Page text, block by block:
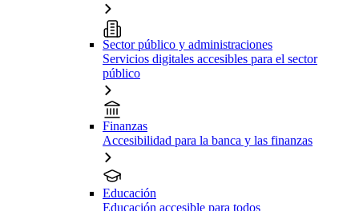
Sector público y administraciones
Servicios digitales accesibles para el sector
público
Finanzas
Accesibilidad para la banca y las finanzas
Educación
Educación accesible para todos